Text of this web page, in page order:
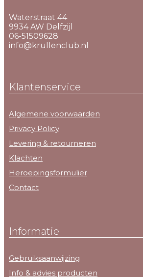
Waterstraat 44
9934 AW Delfzijl
06-51509628
info@krullenclub.nl
Klantenservice
Algemene voorwaarden
Privacy Policy
Levering & retourneren
Klachten
Heroepingsformulier
Contact
Informatie
Gebruiksaanwijzing
Info & advies producten